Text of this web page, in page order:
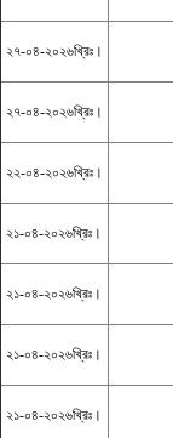
২৭-০৪-২০২৬খ্রিঃ।
২৭-০৪-২০২৬খ্রিঃ।
২২-০৪-২০২৬খ্রিঃ।
২১-০৪-২০২৬খ্রিঃ।
২১-০৪-২০২৬খ্রিঃ।
২১-০৪-২০২৬খ্রিঃ।
২১-০৪-২০২৬খ্রিঃ।